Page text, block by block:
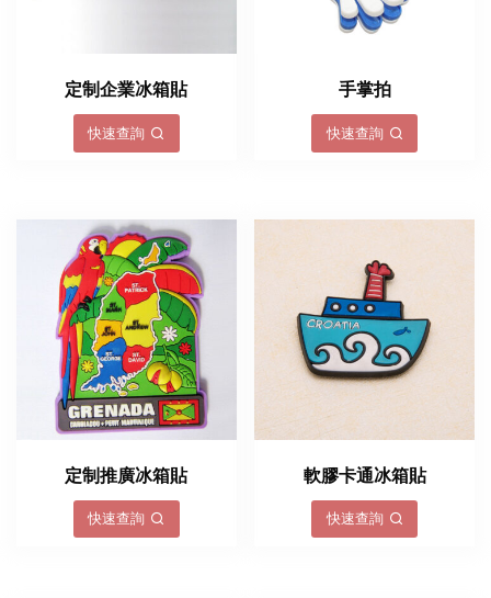
定制企業冰箱貼
快速查詢
手掌拍
快速查詢
定制推廣冰箱貼
快速查詢
軟膠卡通冰箱貼
快速查詢